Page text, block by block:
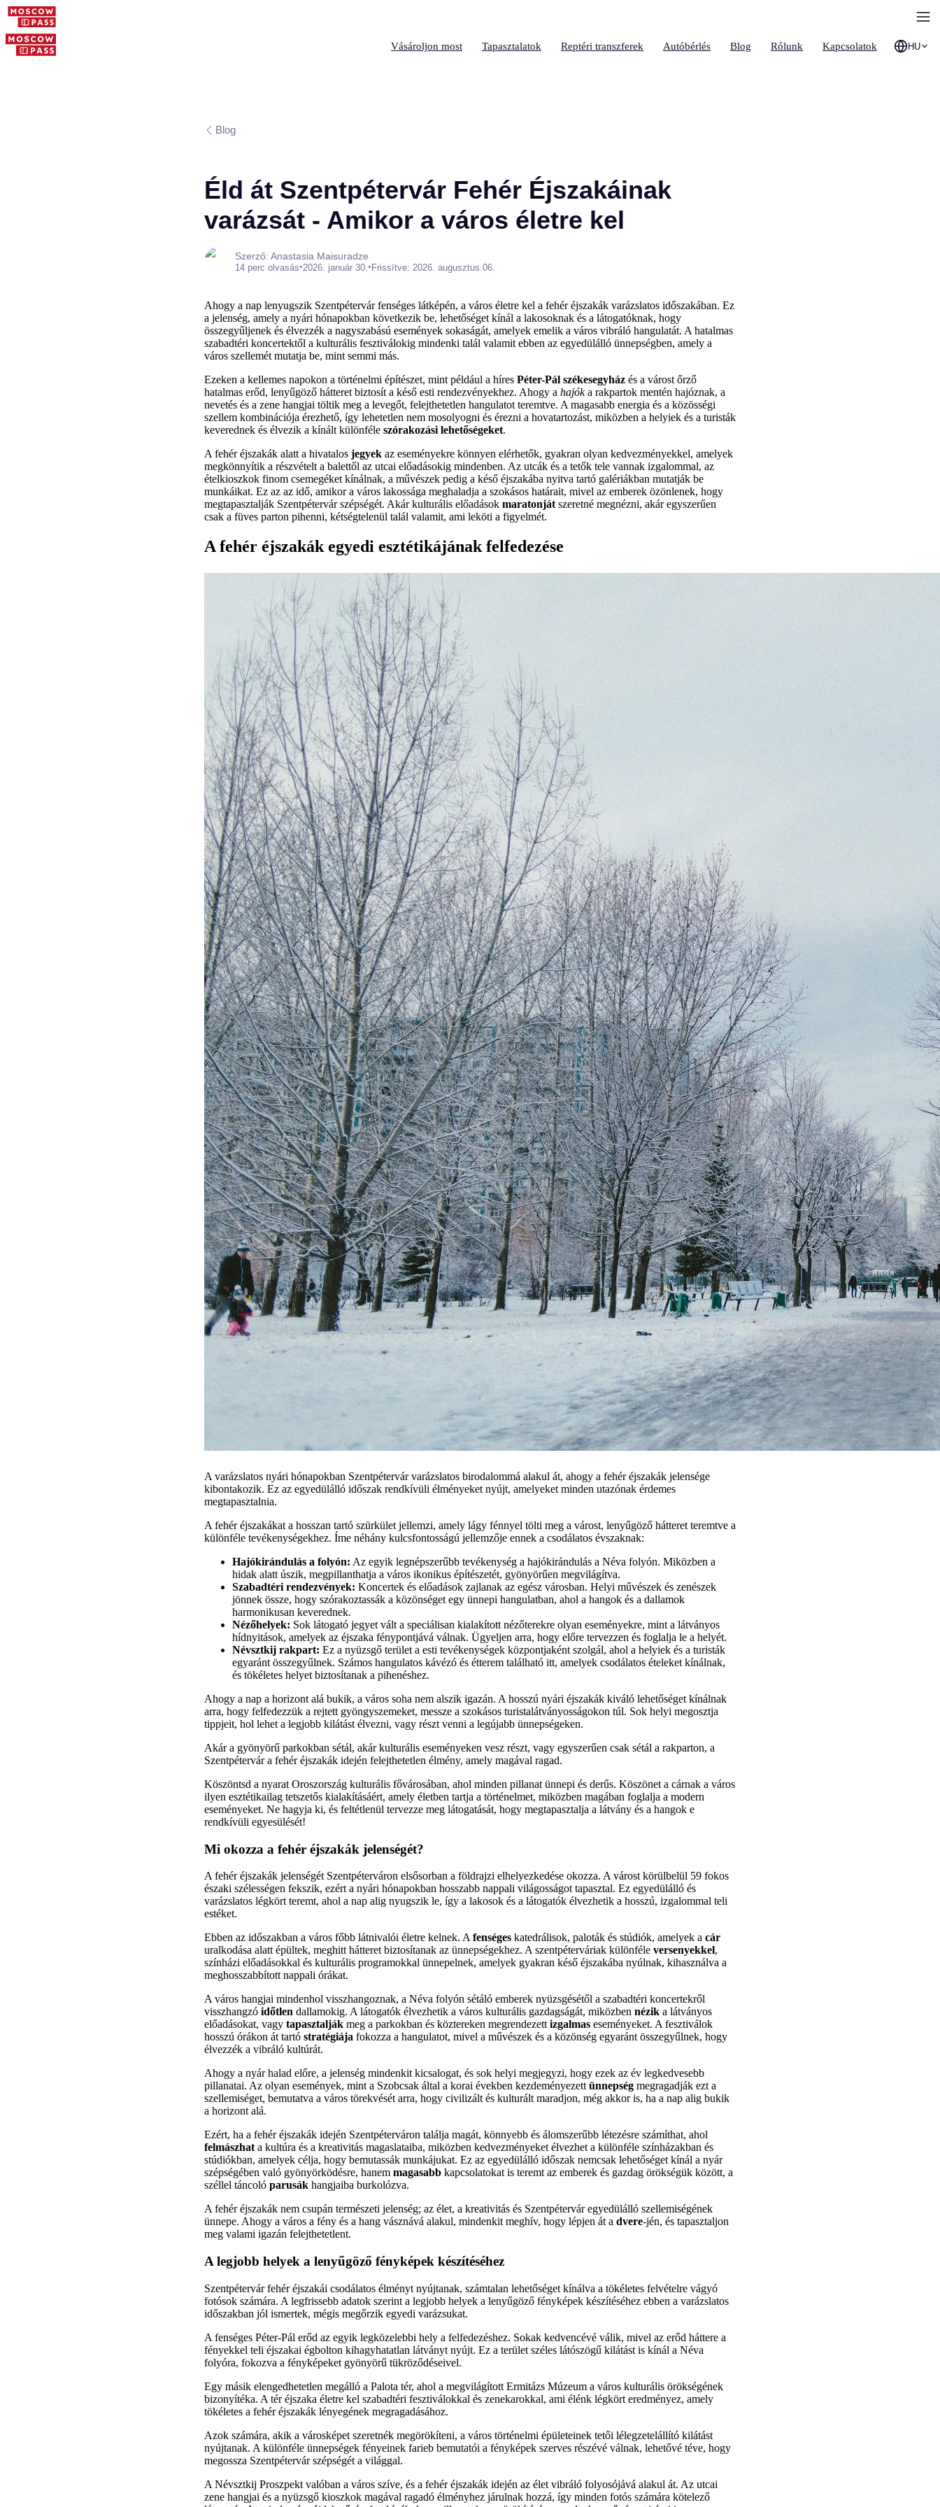
Vásároljon most Tapasztalatok Reptéri transzferek Autóbérlés Blog Rólunk Kapcsolatok HU
Blog
Éld át Szentpétervár Fehér Éjszakáinak
varázsát - Amikor a város életre kel
Szerző: Anastasia Maisuradze
14 perc olvasás•2026. január 30. •Frissítve: 2026. augusztus 06.
Ahogy a nap lenyugszik Szentpétervár fenséges látképén, a város életre kel a fehér éjszakák varázslatos időszakában. Ez
a jelenség, amely a nyári hónapokban következik be, lehetőséget kínál a lakosoknak és a látogatóknak, hogy
összegyűljenek és élvezzék a nagyszabású események sokaságát, amelyek emelik a város vibráló hangulatát. A hatalmas
szabadtéri koncertektől a kulturális fesztiválokig mindenki talál valamit ebben az egyedülálló ünnepségben, amely a
város szellemét mutatja be, mint semmi más.
Ezeken a kellemes napokon a történelmi építészet, mint például a híres Péter-Pál székesegyház és a várost őrző
hatalmas erőd, lenyűgöző hátteret biztosít a késő esti rendezvényekhez. Ahogy a hajóka rakpartok mentén hajóznak, a
nevetés és a zene hangjai töltik meg a levegőt, felejthetetlen hangulatot teremtve. A magasabb energia és a közösségi
szellem kombinációja érezhető, így lehetetlen nem mosolyogni és érezni a hovatartozást, miközben a helyiek és a turisták
keverednek és élvezik a kínált különféle szórakozási lehetőségeket.
A fehér éjszakák alatt a hivatalos jegyek az eseményekre könnyen elérhetők, gyakran olyan kedvezményekkel, amelyek
megkönnyítik a részvételt a balettől az utcai előadásokig mindenben. Az utcák és a tetők tele vannak izgalommal, az
ételkioszkok finom csemegéket kínálnak, a művészek pedig a késő éjszakába nyitva tartó galériákban mutatják be
munkáikat. Ez az az idő, amikor a város lakossága meghaladja a szokásos határait, mivel az emberek özönlenek, hogy
megtapasztalják Szentpétervár szépségét. Akár kulturális előadások maratonját szeretné megnézni, akár egyszerűen
csak a füves parton pihenni, kétségtelenül talál valamit, ami leköti a figyelmét.
A fehér éjszakák egyedi esztétikájának felfedezése
A varázslatos nyári hónapokban Szentpétervár varázslatos birodalommá alakul át, ahogy a fehér éjszakák jelensége
kibontakozik. Ez az egyedülálló időszak rendkívüli élményeket nyújt, amelyeket minden utazónak érdemes
megtapasztalnia.
A fehér éjszakákat a hosszan tartó szürkület jellemzi, amely lágy fénnyel tölti meg a várost, lenyűgöző hátteret teremtve a
különféle tevékenységekhez. Íme néhány kulcsfontosságú jellemzője ennek a csodálatos évszaknak:
Hajókirándulás a folyón: Az egyik legnépszerűbb tevékenység a hajókirándulás a Néva folyón. Miközben a
hidak alatt úszik, megpillanthatja a város ikonikus építészetét, gyönyörűen megvilágítva.
Szabadtéri rendezvények: Koncertek és előadások zajlanak az egész városban. Helyi művészek és zenészek
jönnek össze, hogy szórakoztassák a közönséget egy ünnepi hangulatban, ahol a hangok és a dallamok
harmonikusan keverednek.
Nézőhelyek: Sok látogató jegyet vált a speciálisan kialakított nézőterekre olyan eseményekre, mint a látványos
hídnyitások, amelyek az éjszaka fénypontjává válnak. Ügyeljen arra, hogy előre tervezzen és foglalja le a helyét.
Névsztkij rakpart: Ez a nyüzsgő terület a esti tevékenységek központjaként szolgál, ahol a helyiek és a turisták
egyaránt összegyűlnek. Számos hangulatos kávézó és étterem található itt, amelyek csodálatos ételeket kínálnak,
és tökéletes helyet biztosítanak a pihenéshez.
Ahogy a nap a horizont alá bukik, a város soha nem alszik igazán. A hosszú nyári éjszakák kiváló lehetőséget kínálnak
arra, hogy felfedezzük a rejtett gyöngyszemeket, messze a szokásos turistalátványosságokon túl. Sok helyi megosztja
tippjeit, hol lehet a legjobb kilátást élvezni, vagy részt venni a legújabb ünnepségeken.
Akár a gyönyörű parkokban sétál, akár kulturális eseményeken vesz részt, vagy egyszerűen csak sétál a rakparton, a
Szentpétervár a fehér éjszakák idején felejthetetlen élmény, amely magával ragad.
Köszöntsd a nyarat Oroszország kulturális fővárosában, ahol minden pillanat ünnepi és derűs. Köszönet a cárnak a város
ilyen esztétikailag tetszetős kialakításáért, amely életben tartja a történelmet, miközben magában foglalja a modern
eseményeket. Ne hagyja ki, és feltétlenül tervezze meg látogatását, hogy megtapasztalja a látvány és a hangok e
rendkívüli egyesülését!
Mi okozza a fehér éjszakák jelenségét?
A fehér éjszakák jelenségét Szentpéterváron elsősorban a földrajzi elhelyezkedése okozza. A várost körülbelül 59 fokos
északi szélességen fekszik, ezért a nyári hónapokban hosszabb nappali világosságot tapasztal. Ez egyedülálló és
varázslatos légkört teremt, ahol a nap alig nyugszik le, így a lakosok és a látogatók élvezhetik a hosszú, izgalommal teli
estéket.
Ebben az időszakban a város főbb látnivalói életre kelnek. A fenséges katedrálisok, paloták és stúdiók, amelyek a cár
uralkodása alatt épültek, meghitt hátteret biztosítanak az ünnepségekhez. A szentpéterváriak különféle versenyekkel,
színházi előadásokkal és kulturális programokkal ünnepelnek, amelyek gyakran késő éjszakába nyúlnak, kihasználva a
meghosszabbított nappali órákat.
A város hangjai mindenhol visszhangoznak, a Néva folyón sétáló emberek nyüzsgésétől a szabadtéri koncertekről
visszhangzó időtlen dallamokig. A látogatók élvezhetik a város kulturális gazdagságát, miközben nézik a látványos
előadásokat, vagy tapasztalják meg a parkokban és köztereken megrendezett izgalmas eseményeket. A fesztiválok
hosszú órákon át tartó stratégiája fokozza a hangulatot, mivel a művészek és a közönség egyaránt összegyűlnek, hogy
élvezzék a vibráló kultúrát.
Ahogy a nyár halad előre, a jelenség mindenkit kicsalogat, és sok helyi megjegyzi, hogy ezek az év legkedvesebb
pillanatai. Az olyan események, mint a Szobcsak által a korai években kezdeményezett ünnepség megragadják ezt a
szellemiséget, bemutatva a város törekvését arra, hogy civilizált és kulturált maradjon, még akkor is, ha a nap alig bukik
a horizont alá.
Ezért, ha a fehér éjszakák idején Szentpéterváron találja magát, könnyebb és álomszerűbb létezésre számíthat, ahol
felmászhat a kultúra és a kreativitás magaslataiba, miközben kedvezményeket élvezhet a különféle színházakban és
stúdiókban, amelyek célja, hogy bemutassák munkájukat. Ez az egyedülálló időszak nemcsak lehetőséget kínál a nyár
szépségében való gyönyörködésre, hanem magasabb kapcsolatokat is teremt az emberek és gazdag örökségük között, a
széllel táncoló parusák hangjaiba burkolózva.
A fehér éjszakák nem csupán természeti jelenség; az élet, a kreativitás és Szentpétervár egyedülálló szellemiségének
ünnepe. Ahogy a város a fény és a hang vásznává alakul, mindenkit meghív, hogy lépjen át a dvere-jén, és tapasztaljon
meg valami igazán felejthetetlent.
A legjobb helyek a lenyűgöző fényképek készítéséhez
Szentpétervár fehér éjszakái csodálatos élményt nyújtanak, számtalan lehetőséget kínálva a tökéletes felvételre vágyó
fotósok számára. A legfrissebb adatok szerint a legjobb helyek a lenyűgöző fényképek készítéséhez ebben a varázslatos
időszakban jól ismertek, mégis megőrzik egyedi varázsukat.
A fenséges Péter-Pál erőd az egyik legközelebbi hely a felfedezéshez. Sokak kedvencévé válik, mivel az erőd háttere a
fényekkel teli éjszakai égbolton kihagyhatatlan látványt nyújt. Ez a terület széles látószögű kilátást is kínál a Néva
folyóra, fokozva a fényképeket gyönyörű tükröződéseivel.
Egy másik elengedhetetlen megálló a Palota tér, ahol a megvilágított Ermitázs Múzeum a város kulturális örökségének
bizonyítéka. A tér éjszaka életre kel szabadtéri fesztiválokkal és zenekarokkal, ami élénk légkört eredményez, amely
tökéletes a fehér éjszakák lényegének megragadásához.
Azok számára, akik a városképet szeretnék megörökíteni, a város történelmi épületeinek tetői lélegzetelállító kilátást
nyújtanak. A különféle ünnepségek fényeinek farieb bemutatói a fényképek szerves részévé válnak, lehetővé téve, hogy
megossza Szentpétervár szépségét a világgal.
A Névsztkij Proszpekt valóban a város szíve, és a fehér éjszakák idején az élet vibráló folyosójává alakul át. Az utcai
zene hangjai és a nyüzsgő kioszkok magával ragadó élményhez járulnak hozzá, így minden fotós számára kötelező